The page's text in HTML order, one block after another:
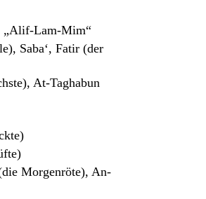
„Alif-Lam-Mim“
Saba‘, Fatir (der
At-Taghabun
Morgenröte), An-